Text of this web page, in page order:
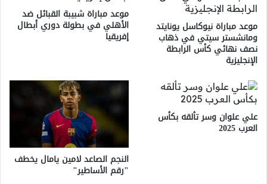
موعد مباراة نيوكاسل يونايتد
ومانشستر سيتي في ذهاب
نصف نهائي كأس الرابطة
الإنجليزية
موعد مباراة شبيبة القبائل ضد
الأهلي في بطولة دوري أبطال
إفريقيا
علي علوان وسر تألقه بكأس
العرب 2025
النجم الصاعد لامين يامال يخطف
"رقم الأساطير"